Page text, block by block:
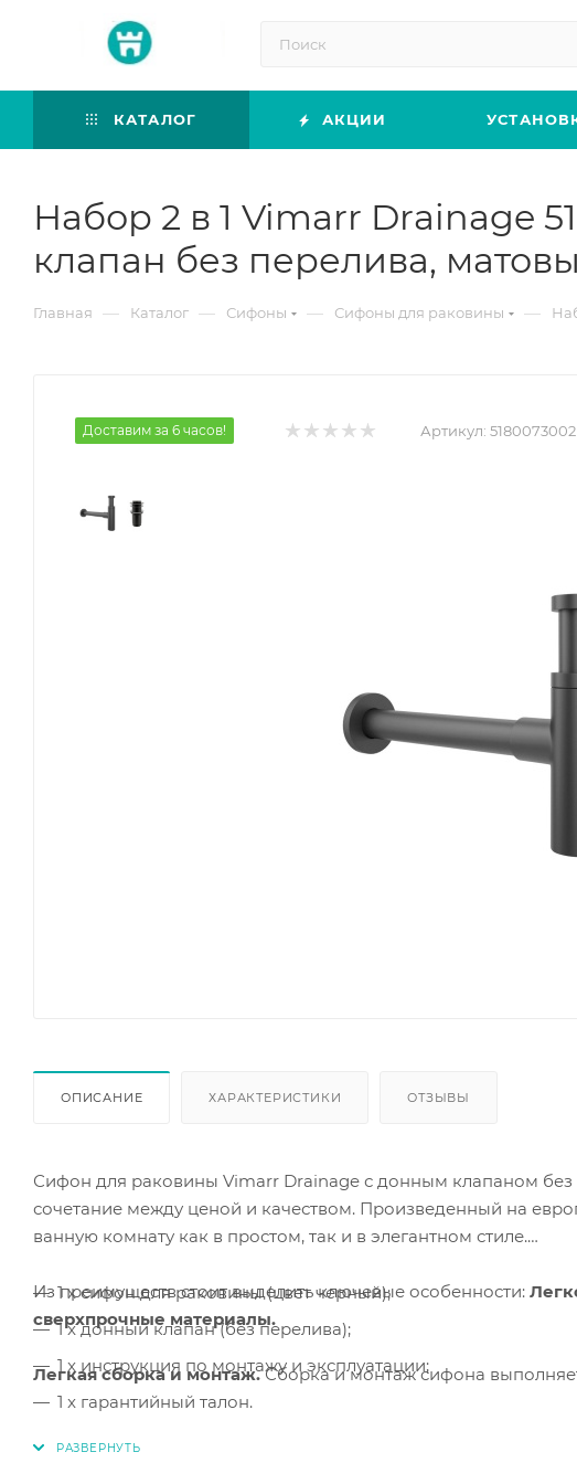
КАТАЛОГ АКЦИИ
Набор 2 в 1 Vimarr Drainage
клапан без перелива,
Главная — Каталог — Сифоны — Сифоны для раковины —
Доставим за 6 часов! Артикул: 5180073002
ОПИСАНИЕ ХАРАКТЕРИСТИКИ ОТЗЫВЫ
Сифон для раковины Vimarr Drainage с донным клапаном без
сочетание между ценой и качеством. Произведенный на
ванную комнату как в простом, так и в элегантном стиле.
Из преимуществ стоит выделить ключевые особенности:
сверхпрочные материалы.
Легкая сборка и монтаж.Сборка и монтаж сифона
адаптировать его для нестандартных санузлов.
1 x сифон для раковины (цвет черный);
1 x донный клапан (без перелива);
1 x инструкция по монтажу и эксплуатации;
1 x гарантийный талон.